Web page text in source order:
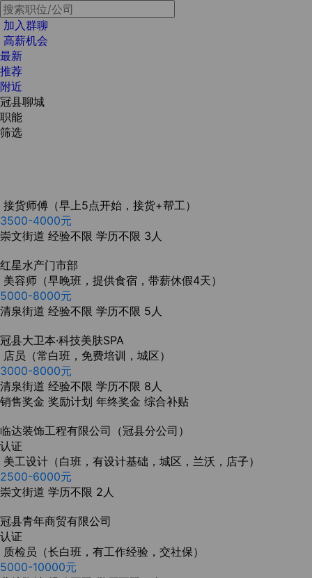
加入群聊
高薪机会
最新
推荐
附近
冠县聊城
职能
筛选
接货师傅（早上5点开始，接货+帮工）
3500-4000元
崇文街道 经验不限 学历不限 3人
红星水产门市部
美容师（早晚班，提供食宿，带薪休假4天）
5000-8000元
清泉街道 经验不限 学历不限 5人
冠县大卫本·科技美肤SPA
店员（常白班，免费培训，城区）
3000-8000元
清泉街道 经验不限 学历不限 8人
销售奖金 奖励计划 年终奖金 综合补贴
临达装饰工程有限公司（冠县分公司）
认证
美工设计（白班，有设计基础，城区，兰沃，店子）
2500-6000元
崇文街道 学历不限 2人
冠县青年商贸有限公司
认证
质检员（长白班，有工作经验，交社保）
5000-10000元